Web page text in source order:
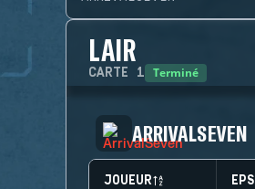
LAIR
CARTE 1 Terminé
ARRIVALSEVEN
JOUEUR EPS